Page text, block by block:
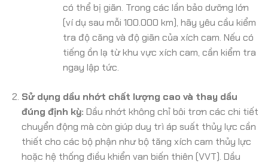
có thể bị giãn. Trong các lần bảo dưỡng lớn
(ví dụ sau mỗi 100.000 km), hãy yêu cầu kiểm
tra độ căng và độ giãn của xích cam. Nếu có
tiếng ồn lạ từ khu vực xích cam, cần kiểm tra
ngay lập tức.
Sử dụng dầu nhớt chất lượng cao và thay dầu
đúng định kỳ: Dầu nhớt không chỉ bôi trơn các chi tiết
chuyển động mà còn giúp duy trì áp suất thủy lực cần
thiết cho các bộ phận như bộ tăng xích cam thủy lực
hoặc hệ thống điều khiển van biến thiên (VVT). Dầu